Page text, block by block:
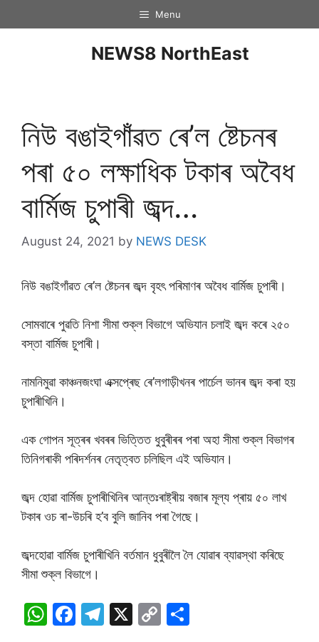
Menu
NEWS8 NorthEast
নিউ বঙাইগাঁৱত ৰে’ল ষ্টেচনৰ
পৰা ৫০ লক্ষাধিক টকাৰ অবৈধ
বাৰ্মিজ চুপাৰী জব্দ…
August 24, 2021 by NEWS DESK
নিউ বঙাইগাঁৱত ৰে’ল ষ্টেচনৰ জব্দ বৃহৎ পৰিমাণৰ অবৈধ বাৰ্মিজ চুপাৰী।
সোমবাৰে পুৱতি নিশা সীমা শুক্ল বিভাগে অভিযান চলাই জব্দ কৰে ২৫০
বস্তা বাৰ্মিজ চুপাৰী।
নামনিমুৱা কাঞ্চনজংঘা এক্সপ্ৰেছ ৰে’লগাড়ীখনৰ পাৰ্চেল ভানৰ জব্দ কৰা হয়
চুপাৰীখিনি।
এক গোপন সূত্ৰৰ খবৰৰ ভিত্তিত ধুবুৰীৰৰ পৰা অহা সীমা শুক্ল বিভাগৰ
তিনিগৰাকী পৰিদৰ্শনৰ নেতৃত্বত চলিছিল এই অভিযান।
জব্দ হোৱা বাৰ্মিজ চুপাৰীখিনিৰ আন্তঃৰাষ্ট্ৰীয় বজাৰ মূল্য প্ৰায় ৫০ লাখ
টকাৰ ওচ ৰা-উচৰি হ’ব বুলি জানিব পৰা গৈছে।
জব্দহোৱা বাৰ্মিজ চুপাৰীখিনি বৰ্তমান ধুবুৰীলৈ লৈ যোৱাৰ ব্যাৱস্থা কৰিছে
সীমা শুক্ল বিভাগে।
W F
T
X
C